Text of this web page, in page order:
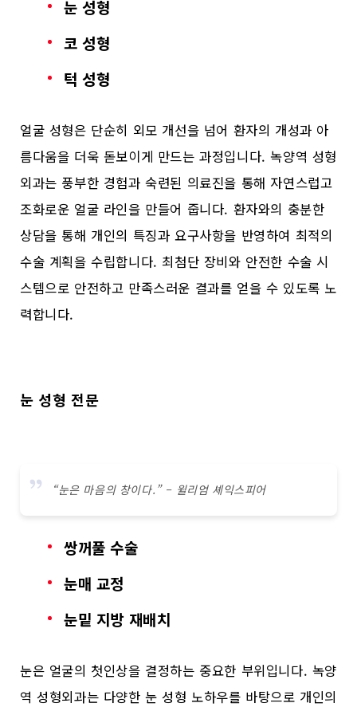
눈 성형
코 성형
턱 성형
얼굴 성형은 단순히 외모 개선을 넘어 환자의 개성과 아
름다움을 더욱 돋보이게 만드는 과정입니다. 녹양역 성형
외과는 풍부한 경험과 숙련된 의료진을 통해 자연스럽고
조화로운 얼굴 라인을 만들어 줍니다. 환자와의 충분한
상담을 통해 개인의 특징과 요구사항을 반영하여 최적의
수술 계획을 수립합니다. 최첨단 장비와 안전한 수술 시
스템으로 안전하고 만족스러운 결과를 얻을 수 있도록 노
력합니다.
눈 성형 전문
“눈은 마음의 창이다.” – 윌리엄 셰익스피어
쌍꺼풀 수술
눈매 교정
눈밑 지방 재배치
눈은 얼굴의 첫인상을 결정하는 중요한 부위입니다. 녹양
역 성형외과는 다양한 눈 성형 노하우를 바탕으로 개인의